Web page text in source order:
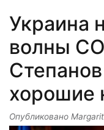
Украина
волны
хорошие
Опубликовано